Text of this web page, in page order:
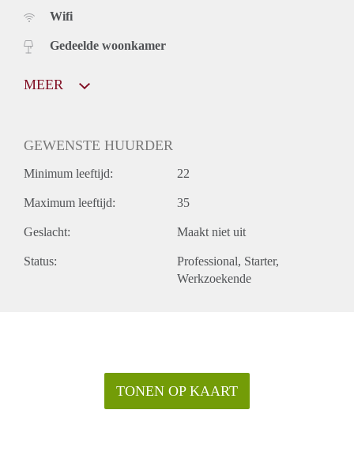
Wifi
Gedeelde woonkamer
MEER
GEWENSTE HUURDER
Minimum leeftijd: 22
Maximum leeftijd: 35
Geslacht: Maakt niet uit
Status: Professional Starter
Werkzoekende
TONEN OP KAART